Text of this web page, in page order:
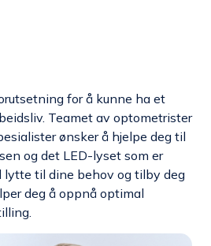
for å kunne ha et
Teamet av optometrister
ønsker å hjelpe deg til
og det LED-lyset som er
lytte til dine behov og tilby deg
deg å oppnå optimal